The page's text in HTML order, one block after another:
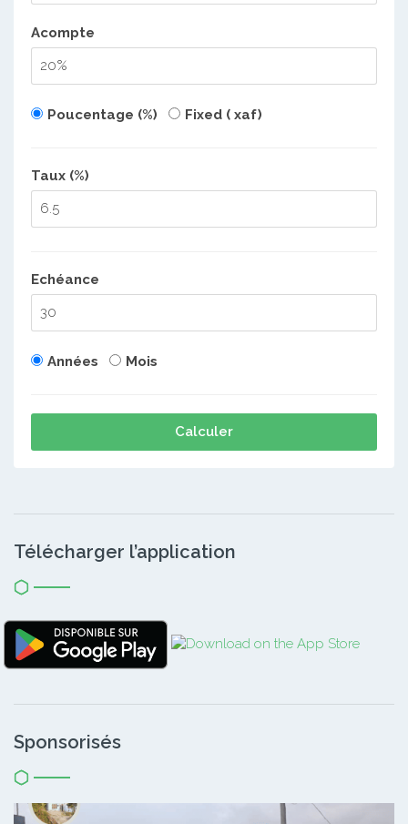
Acompte
Poucentage (%) Fixed ( xaf)
Taux (%)
Echéance
Années Mois
Calculer
Télécharger l’application
Sponsorisés